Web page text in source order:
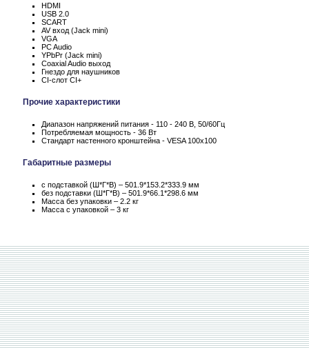
HDMI
USB 2.0
SCART
AV вход (Jack mini)
VGA
PC Audio
YPbPr (Jack mini)
Coaxial Audio выход
Гнездо для наушников
CI-слот CI+
Прочие характеристики
Диапазон напряжений питания - 110 - 240 В, 50/60Гц
Потребляемая мощность - 36 Вт
Стандарт настенного кронштейна - VESA 100x100
Габаритные размеры
с подставкой (Ш*Г*В) – 501.9*153.2*333.9 мм
без подставки (Ш*Г*В) – 501.9*66.1*298.6 мм
Масса без упаковки – 2.2 кг
Масса c упаковкой – 3 кг